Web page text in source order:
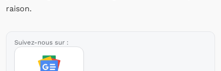
raison.
Suivez-nous sur :